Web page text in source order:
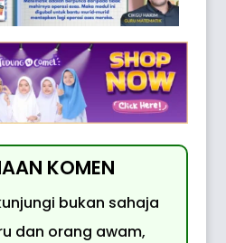
KOMEN
bukan sahaja
dan orang awam,